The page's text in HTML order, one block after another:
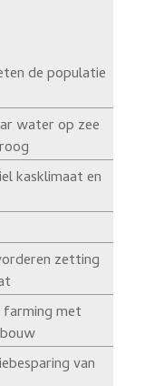
de populatie
water op zee
kasklimaat en
zetting
farming met
van